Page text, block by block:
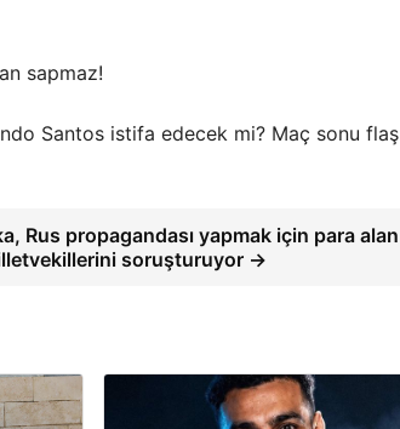
sapmaz!
Santos istifa edecek mi? Maç sonu flaş
Rus propagandası yapmak için para alan
soruşturuyor →